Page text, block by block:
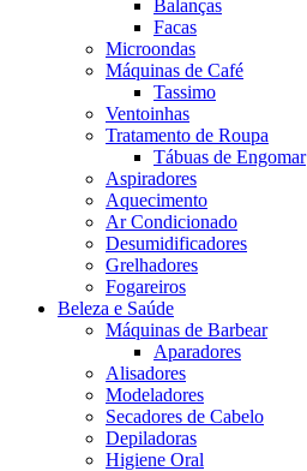
Balanças
Facas
Microondas
Máquinas de Café
Tassimo
Ventoinhas
Tratamento de Roupa
Tábuas de Engomar
Aspiradores
Aquecimento
Ar Condicionado
Desumidificadores
Grelhadores
Fogareiros
Beleza e Saúde
Máquinas de Barbear
Aparadores
Alisadores
Modeladores
Secadores de Cabelo
Depiladoras
Higiene Oral